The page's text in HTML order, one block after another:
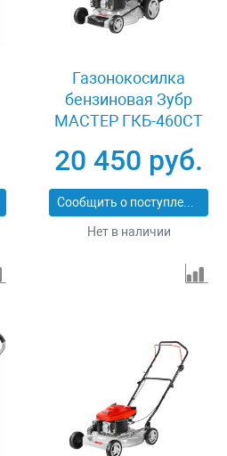
Газонокосилка
бензиновая Зубр
МАСТЕР ГКБ-460СТ
20 450 руб.
Сообщить о поступлении
Нет в наличии